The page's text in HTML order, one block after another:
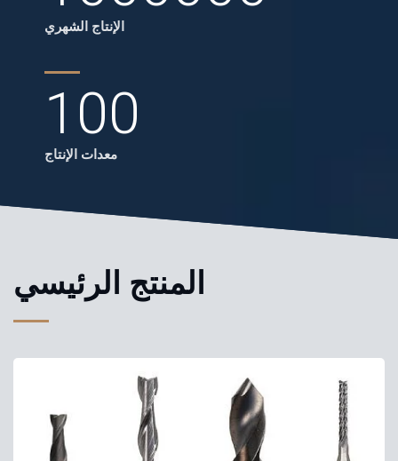
الإنتاج الشهري
100
معدات الإنتاج
المنتج الرئيسي